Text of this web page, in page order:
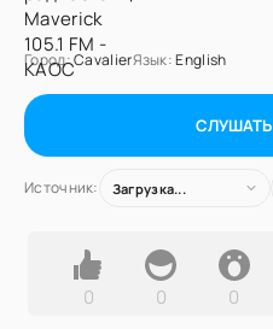
Город:CavalierЯзык:English
СЛУШАТЬ
Источник: Загрузка...
0 0 0